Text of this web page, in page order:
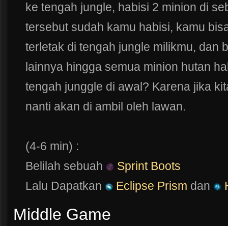
ke tengah jungle, habisi 2 minion di
tersebut sudah kamu habisi, kamu
terletak di tengah jungle milikmu, dan
lainnya hingga semua minion hutan
tengah junggle di awal? Karena jika
nanti akan di ambil oleh lawan.
(4-6 min) :
Belilah sebuah
Sprint Boots
Lalu Dapatkan
Eclipse Prism dan
Middle Game